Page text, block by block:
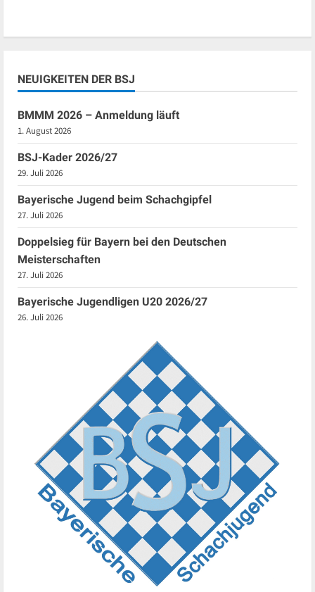
NEUIGKEITEN DER BSJ
BMMM 2026 – Anmeldung läuft
1. August 2026
BSJ-Kader 2026/27
29. Juli 2026
Bayerische Jugend beim Schachgipfel
27. Juli 2026
Doppelsieg für Bayern bei den Deutschen
Meisterschaften
27. Juli 2026
Bayerische Jugendligen U20 2026/27
26. Juli 2026